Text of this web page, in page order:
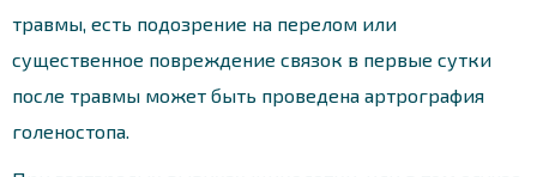
травмы, есть подозрение на перелом или
существенное повреждение связок в первые сутки
после травмы может быть проведена артрография
голеностопа.